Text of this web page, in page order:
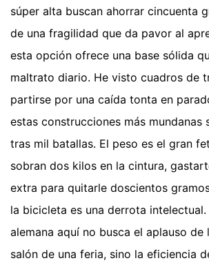
súper alta buscan ahorrar cincuenta
de una fragilidad que da pavor al
esta opción ofrece una base sólida
maltrato diario. He visto cuadros de
partirse por una caída tonta en
estas construcciones más mundanas
tras mil batallas. El peso es el gran
sobran dos kilos en la cintura,
extra para quitarle doscientos
la bicicleta es una derrota intelectual.
alemana aquí no busca el aplauso de
salón de una feria, sino la eficiencia